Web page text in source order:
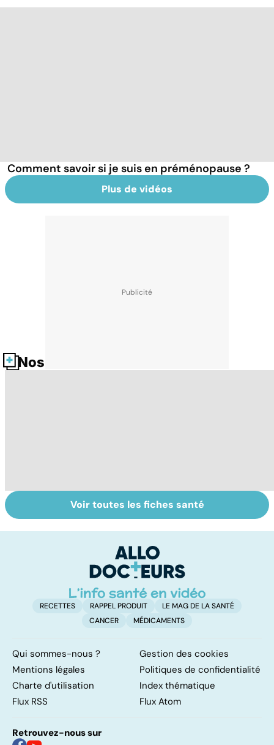
Comment savoir si je suis en préménopause ?
Plus de vidéos
Nos fiches santé
Tout savoir sur
les infections
Covid-19 : tout
savoir sur la
Voir toutes les fiches santé
RECETTES RAPPEL PRODUIT
LE MAG DE LA SANTÉ
CANCER
MÉDICAMENTS
Qui sommes-nous ?
Gestion des cookies
Mentions légales
Politiques de confidentialité
Charte d'utilisation
Index thématique
Flux RSS
Flux Atom
Retrouvez-nous sur